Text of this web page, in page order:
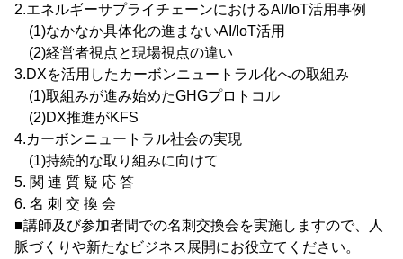
2.エネルギーサプライチェーンにおけるAI/IoT活用事例
(1)なかなか具体化の進まないAI/IoT活用
(2)経営者視点と現場視点の違い
3.DXを活用したカーボンニュートラル化への取組み
(1)取組みが進み始めたGHGプロトコル
(2)DX推進がKFS
4.カーボンニュートラル社会の実現
(1)持続的な取り組みに向けて
5. 関 連 質 疑 応 答
6. 名 刺 交 換 会
■講師及び参加者間での名刺交換会を実施しますので、人
脈づくりや新たなビジネス展開にお役立てください。